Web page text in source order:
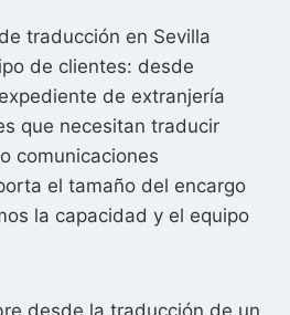
traducción en Sevilla
de clientes: desde
de extranjería
que necesitan traducir
comunicaciones
el tamaño del encargo
la capacidad y el equipo